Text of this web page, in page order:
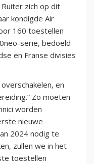
zich op dit
kondigde Air
160 toestellen
serie, bedoeld
en Franse divisies
en
Zo moeten
worden
nieuwe
2024 nodig te
zullen we in het
toestellen